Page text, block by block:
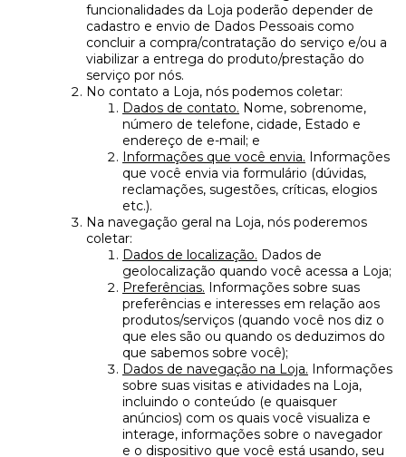
funcionalidades da Loja poderão depender de
cadastro e envio de Dados Pessoais como
concluir a compra/contratação do serviço e/ou a
viabilizar a entrega do produto/prestação do
serviço por nós.
No contato a Loja, nós podemos coletar:
Dados de contato. Nome, sobrenome,
número de telefone, cidade, Estado e
endereço de e-mail; e
Informações que você envia. Informações
que você envia via formulário (dúvidas,
reclamações, sugestões, críticas, elogios
etc.).
Na navegação geral na Loja, nós poderemos
coletar:
Dados de localização. Dados de
geolocalização quando você acessa a Loja;
Preferências. Informações sobre suas
preferências e interesses em relação aos
produtos/serviços (quando você nos diz o
que eles são ou quando os deduzimos do
que sabemos sobre você);
Dados de navegação na Loja. Informações
sobre suas visitas e atividades na Loja,
incluindo o conteúdo (e quaisquer
anúncios) com os quais você visualiza e
interage, informações sobre o navegador
e o dispositivo que você está usando, seu